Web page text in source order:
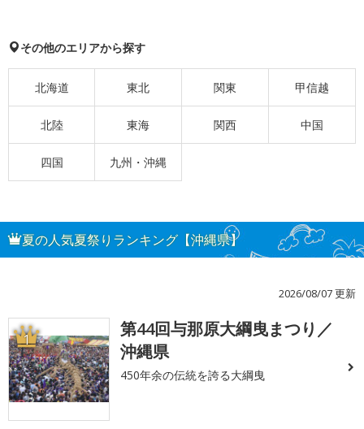
その他のエリアから探す
北海道 東北 関東 甲信越
北陸 東海 関西 中国
四国 九州・沖縄
夏の人気夏祭りランキング【沖縄県】
2026/08/07 更新
1
第44回与那原大綱曳まつり／
沖縄県
450年余の伝統を誇る大綱曳